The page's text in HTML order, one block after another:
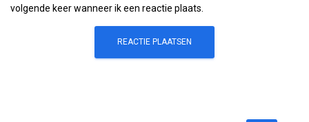
volgende keer wanneer ik een reactie plaats.